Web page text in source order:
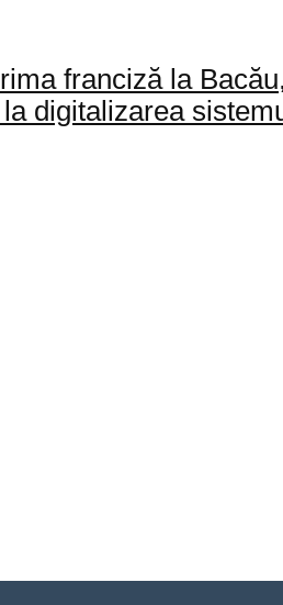
franciză la
digitalizarea